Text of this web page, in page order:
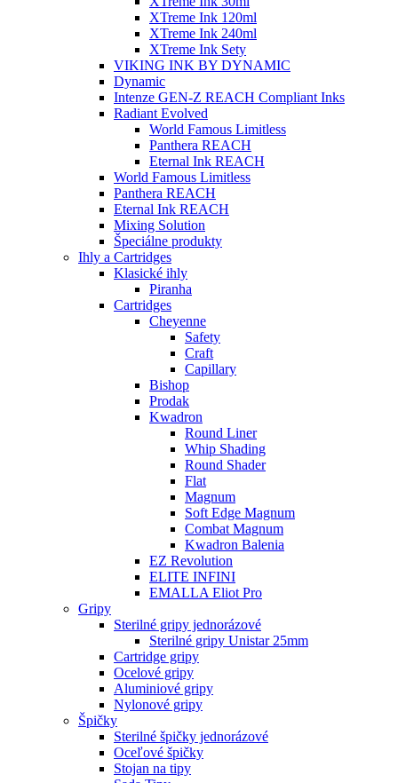
XTreme Ink 120ml
XTreme Ink 240ml
XTreme Ink Sety
VIKING INK BY DYNAMIC
Dynamic
Intenze GEN-Z REACH Compliant Inks
Radiant Evolved
World Famous Limitless
Panthera REACH
Eternal Ink REACH
World Famous Limitless
Panthera REACH
Eternal Ink REACH
Mixing Solution
Špeciálne produkty
Ihly a Cartridges
Klasické ihly
Piranha
Cartridges
Cheyenne
Safety
Craft
Capillary
Bishop
Prodak
Kwadron
Round Liner
Whip Shading
Round Shader
Flat
Magnum
Soft Edge Magnum
Combat Magnum
Kwadron Balenia
EZ Revolution
ELITE INFINI
EMALLA Eliot Pro
Gripy
Sterilné gripy jednorázové
Sterilné gripy Unistar 25mm
Cartridge gripy
Ocelové gripy
Aluminiové gripy
Nylonové gripy
Špičky
Sterilné špičky jednorázové
Oceľové špičky
Stojan na tipy